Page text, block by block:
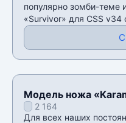
популярно зомби-теме
«Survivor» для CSS v34
Модель ножа
2 164
Для всех наших